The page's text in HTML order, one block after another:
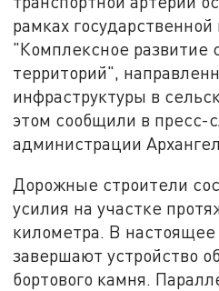
рамках
"Комплексное развитие
территорий",
инфраструктуры в
этом сообщили в пресс-
администрации
Дорожные строители
усилия на участке
километра. В
завершают устройство
бортового камня.